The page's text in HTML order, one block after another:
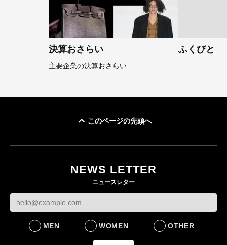
決算おさらい
主要企業の決算おさらい
ふくびと
このページの先頭へ
NEWS LETTER
ニュースレター
MEN WOMEN OTHER